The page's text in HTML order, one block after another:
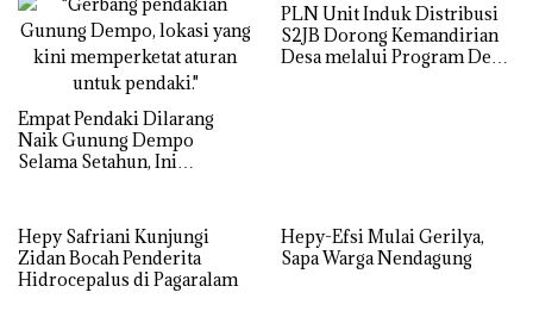
Empat Pendaki Dilarang
Naik Gunung Dempo
Selama Setahun, Ini
PLN Unit Induk Distribusi
S2JB Dorong Kemandirian
Desa melalui Program Desa
Hepy Safriani Kunjungi
Zidan Bocah Penderita
Hidrocepalus di Pagaralam
Hepy-Efsi Mulai Gerilya,
Sapa Warga Nendagung